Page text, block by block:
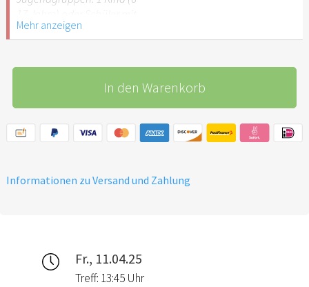
empfehlenswert.
Schülerausweis.
empfehlenswert.
Mehr anzeigen
In den Warenkorb
Informationen zu Versand und Zahlung
Fr., 11.04.25
Treff: 13:45 Uhr